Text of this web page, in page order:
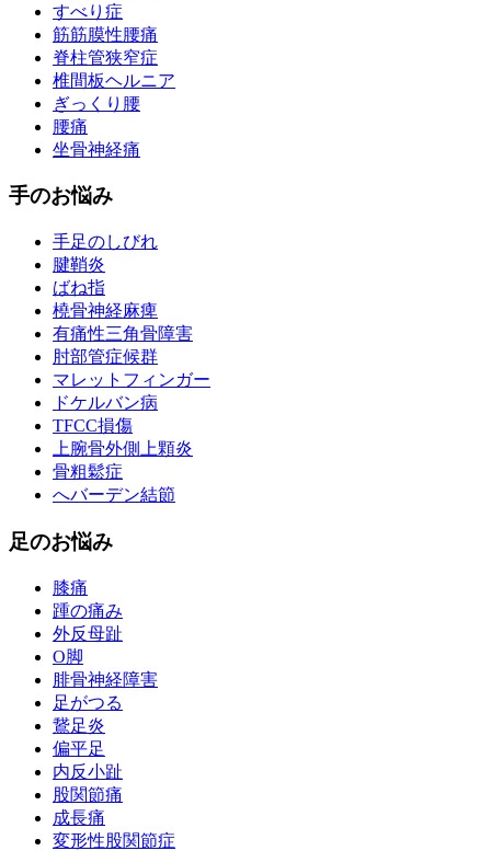
すべり症
筋筋膜性腰痛
脊柱管狭窄症
椎間板ヘルニア
ぎっくり腰
腰痛
坐骨神経痛
手のお悩み
手足のしびれ
腱鞘炎
ばね指
橈骨神経麻痺
有痛性三角骨障害
肘部管症候群
マレットフィンガー
ドケルバン病
TFCC損傷
上腕骨外側上顆炎
骨粗鬆症
へバーデン結節
足のお悩み
膝痛
踵の痛み
外反母趾
О脚
腓骨神経障害
足がつる
鵞足炎
偏平足
内反小趾
股関節痛
成長痛
変形性股関節症